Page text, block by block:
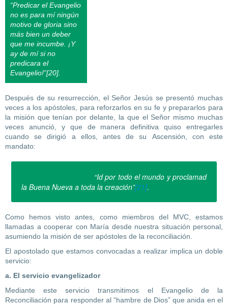
“Predicar el Evangelio
no es para mí ningún
motivo de gloria sino
más bien un deber
que me incumbe. ¡Y
ay de mí si no
predicara el
Evangelio!”[20].
Después de su resurrección, el Señor Jesús se presentó muchas
veces a los apóstoles, para reforzarlos en su fe y prepararlos para
la misión que tenían por delante, la que el Señor mismo muchas
veces anunció, y que de manera definitiva quiso entregarles
cuando se dirigió a ellos, antes de su Ascensión, con este
mandato:
“Id por todo el mundo y proclamad
la Buena Nueva a toda la creación”[21].
Como hemos visto antes, como miembros del MVC, estamos
llamadas a cooperar con María desde nuestra situación personal,
asumiendo la misión de ser apóstoles de la reconciliación.
El apostolado que estamos convocadas a realizar implica un doble
servicio:
a. El servicio evangelizador
Mediante este servicio transmitimos el Evangelio de la
Reconciliación para responder al “hambre de Dios” que anida en el